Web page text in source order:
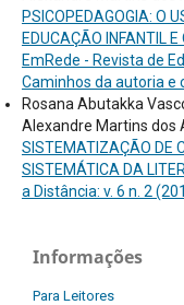
PSICOPEDAGOGIA: O
EDUCAÇÃO INFANTIL
EmRede - Revista de
Caminhos da autoria e
Rosana Abutakka
Alexandre Martins dos
SISTEMATIZAÇÃO DE
SISTEMÁTICA DA
a Distância: v. 6 n. 2
Informações
Para Leitores